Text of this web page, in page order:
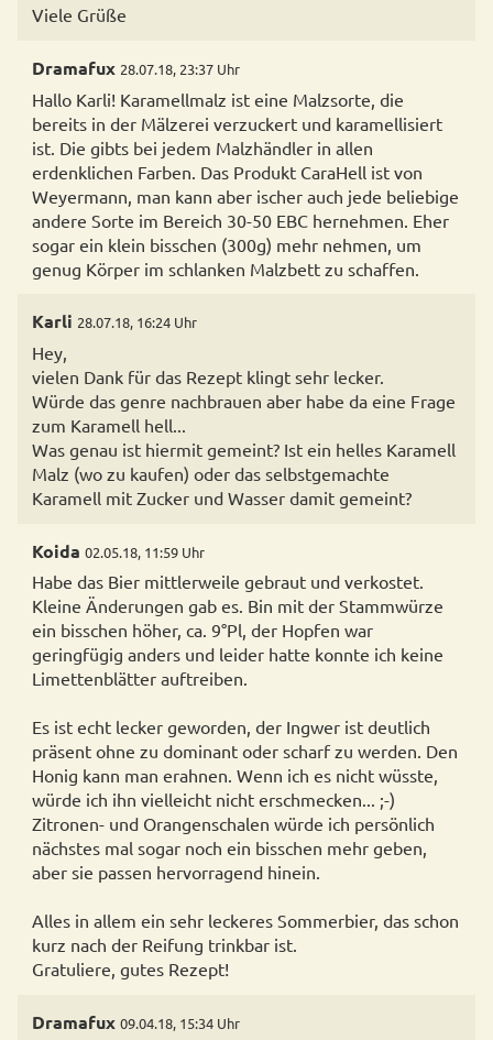
Viele Grüße
Dramafux 28.07.18, 23:37 Uhr
Hallo Karli! Karamellmalz ist eine Malzsorte, die
bereits in der Mälzerei verzuckert und karamellisiert
ist. Die gibts bei jedem Malzhändler in allen
erdenklichen Farben. Das Produkt CaraHell ist von
Weyermann, man kann aber ischer auch jede beliebige
andere Sorte im Bereich 30-50 EBC hernehmen. Eher
sogar ein klein bisschen (300g) mehr nehmen, um
genug Körper im schlanken Malzbett zu schaffen.
Karli 28.07.18, 16:24 Uhr
Hey,
vielen Dank für das Rezept klingt sehr lecker.
Würde das genre nachbrauen aber habe da eine Frage
zum Karamell hell...
Was genau ist hiermit gemeint? Ist ein helles Karamell
Malz (wo zu kaufen) oder das selbstgemachte
Karamell mit Zucker und Wasser damit gemeint?
Koida 02.05.18, 11:59 Uhr
Habe das Bier mittlerweile gebraut und verkostet.
Kleine Änderungen gab es. Bin mit der Stammwürze
ein bisschen höher, ca. 9°Pl, der Hopfen war
geringfügig anders und leider hatte konnte ich keine
Limettenblätter auftreiben.
Es ist echt lecker geworden, der Ingwer ist deutlich
präsent ohne zu dominant oder scharf zu werden. Den
Honig kann man erahnen. Wenn ich es nicht wüsste,
würde ich ihn vielleicht nicht erschmecken... ;-)
Zitronen- und Orangenschalen würde ich persönlich
nächstes mal sogar noch ein bisschen mehr geben,
aber sie passen hervorragend hinein.
Alles in allem ein sehr leckeres Sommerbier, das schon
kurz nach der Reifung trinkbar ist.
Gratuliere, gutes Rezept!
Dramafux 09.04.18, 15:34 Uhr